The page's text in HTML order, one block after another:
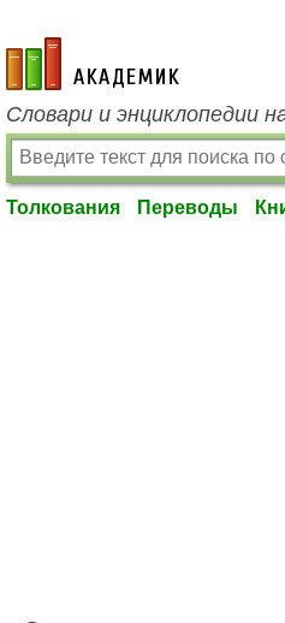
academic.ru
Словари и энциклопедии
Толкования Переводы